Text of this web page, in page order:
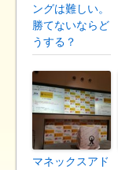
ングは難しい。
勝てないならど
うする？
マネックスアド